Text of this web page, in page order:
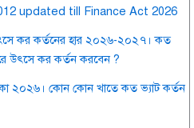
updated till Finance Act 2026
কর কর্তনের হার ২০২৬-২০২৭। কত
উৎসে কর কর্তন করবেন ?
২০২৬। কোন কোন খাতে কত ভ্যাট কর্তন